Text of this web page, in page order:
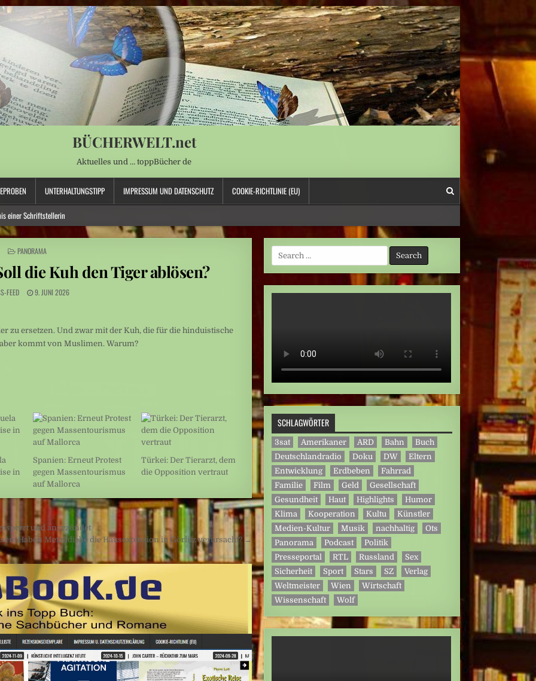
BÜCHERWELT.net
Aktuelles und … toppBücher de
UNTERHALTUNGSTIPP IMPRESSUM UND DATENSCHUTZ COOKIE-RICHTLINIE (EU)
einer Schriftstellerin
Wasserversorgung“
POSTED
PANORAMA
die Kuh den Tiger ablösen?
FEED 9. JUNI 2026
zu ersetzen. Und zwar mit der Kuh, die für die hinduistische
kommt von Muslimen. Warum?
in
Spanien: Erneut Protest
gegen Massentourismus
auf Mallorca
Türkei: Der Tierarzt, dem
die Opposition vertraut
und angezündet
Haben Metalldiebe die Hausexplosion in Görlitz verursacht? →
Search
for:
SCHLAGWÖRTER
3sat Amerikaner ARD Bahn
Buch
Deutschlandradio
Doku DW
Eltern
Entwicklung
Erdbeben
Fahrrad
Familie
Film Geld
Gesellschaft
Gesundheit
Haut Highlights
Humor
Klima
Kooperation Kultu
Künstler
Medien-Kultur
Musik nachhaltig
Ots
Panorama
Podcast
Politik
Presseportal
RTL Russland
Sex
Sicherheit
Sport Stars SZ
Verlag
Weltmeister
Wien
Wirtschaft
Wissenschaft
Wolf